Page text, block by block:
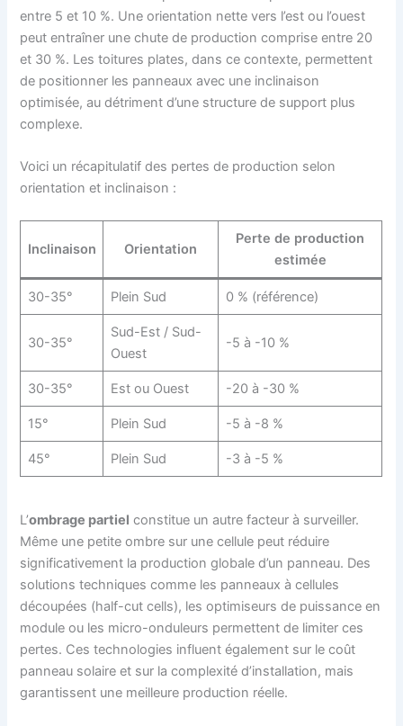
entre 5 et 10 %. Une orientation nette vers l’est ou l’ouest
peut entraîner une chute de production comprise entre 20
et 30 %. Les toitures plates, dans ce contexte, permettent
de positionner les panneaux avec une inclinaison
optimisée, au détriment d’une structure de support plus
complexe.
Voici un récapitulatif des pertes de production selon
orientation et inclinaison :
Inclinaison Orientation
Perte de production
estimée
30-35° Plein Sud 0 % (référence)
30-35°
Sud-Est / Sud-
Ouest
-5 à -10 %
30-35° Est ou Ouest -20 à -30 %
15° Plein Sud -5 à -8 %
45° Plein Sud -3 à -5 %
L’ombrage partiel constitue un autre facteur à surveiller.
Même une petite ombre sur une cellule peut réduire
significativement la production globale d’un panneau. Des
solutions techniques comme les panneaux à cellules
découpées (half-cut cells), les optimiseurs de puissance en
module ou les micro-onduleurs permettent de limiter ces
pertes. Ces technologies influent également sur le coût
panneau solaire et sur la complexité d’installation, mais
garantissent une meilleure production réelle.